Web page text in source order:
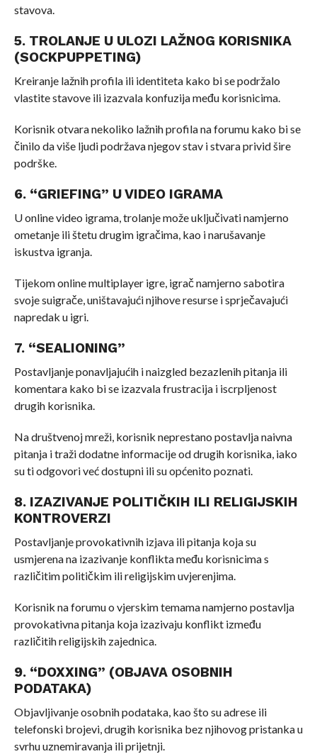
stavova.
5. TROLANJE U ULOZI LAŽNOG KORISNIKA
(SOCKPUPPETING)
Kreiranje lažnih profila ili identiteta kako bi se podržalo
vlastite stavove ili izazvala konfuzija među korisnicima.
Korisnik otvara nekoliko lažnih profila na forumu kako bi se
činilo da više ljudi podržava njegov stav i stvara privid šire
podrške.
6. “GRIEFING” U VIDEO IGRAMA
U online video igrama, trolanje može uključivati namjerno
ometanje ili štetu drugim igračima, kao i narušavanje
iskustva igranja.
Tijekom online multiplayer igre, igrač namjerno sabotira
svoje suigrače, uništavajući njihove resurse i sprječavajući
napredak u igri.
7. “SEALIONING”
Postavljanje ponavljajućih i naizgled bezazlenih pitanja ili
komentara kako bi se izazvala frustracija i iscrpljenost
drugih korisnika.
Na društvenoj mreži, korisnik neprestano postavlja naivna
pitanja i traži dodatne informacije od drugih korisnika, iako
su ti odgovori već dostupni ili su općenito poznati.
8. IZAZIVANJE POLITIČKIH ILI RELIGIJSKIH
KONTROVERZI
Postavljanje provokativnih izjava ili pitanja koja su
usmjerena na izazivanje konflikta među korisnicima s
različitim političkim ili religijskim uvjerenjima.
Korisnik na forumu o vjerskim temama namjerno postavlja
provokativna pitanja koja izazivaju konflikt između
različitih religijskih zajednica.
9. “DOXXING” (OBJAVA OSOBNIH
PODATAKA)
Objavljivanje osobnih podataka, kao što su adrese ili
telefonski brojevi, drugih korisnika bez njihovog pristanka u
svrhu uznemiravanja ili prijetnji.